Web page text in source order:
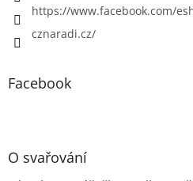
https://www.facebook.com/
cznaradi.cz/
Facebook
O svařování